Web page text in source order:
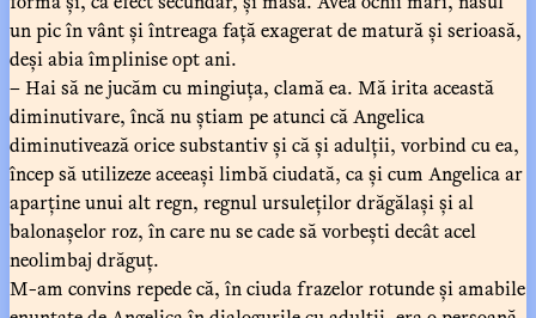
un pic în vânt și întreaga față exagerat de matură și serioasă,
deși abia împlinise opt ani.
– Hai să ne jucăm cu mingiuța, clamă ea. Mă irita această
diminutivare, încă nu știam pe atunci că Angelica
diminutivează orice substantiv și că și adulții, vorbind cu ea,
încep să utilizeze aceeași limbă ciudată, ca și cum Angelica ar
aparține unui alt regn, regnul ursuleților drăgălași și al
balonașelor roz, în care nu se cade să vorbești decât acel
neolimbaj drăguț.
M-am convins repede că, în ciuda frazelor rotunde și amabile